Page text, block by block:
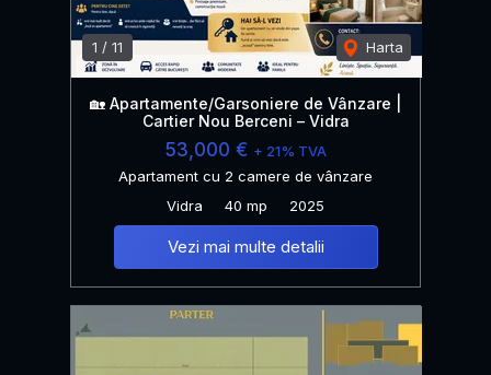
1 / 11 Harta
🏡 Apartamente/Garsoniere de Vânzare |
Cartier Nou Berceni – Vidra
53,000 € + 21% TVA
Apartament cu 2 camere de vânzare
Vidra
40 mp 2025
Vezi mai multe detalii